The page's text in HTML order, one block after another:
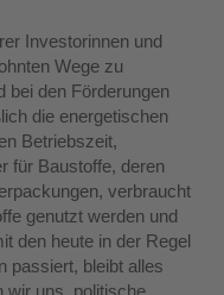
Investorinnen und
Wege zu
bei den Förderungen
die energetischen
Betriebszeit,
für Baustoffe, deren
verbraucht
genutzt werden und
den heute in der Regel
passiert, bleibt alles